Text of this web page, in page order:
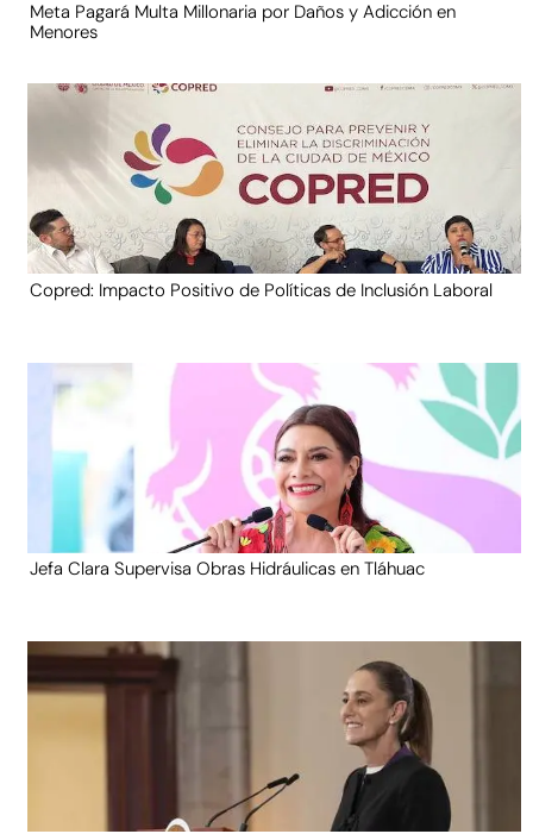
Meta Pagará Multa Millonaria por Daños y Adicción en
Menores
Copred: Impacto Positivo de Políticas de Inclusión Laboral
Jefa Clara Supervisa Obras Hidráulicas en Tláhuac